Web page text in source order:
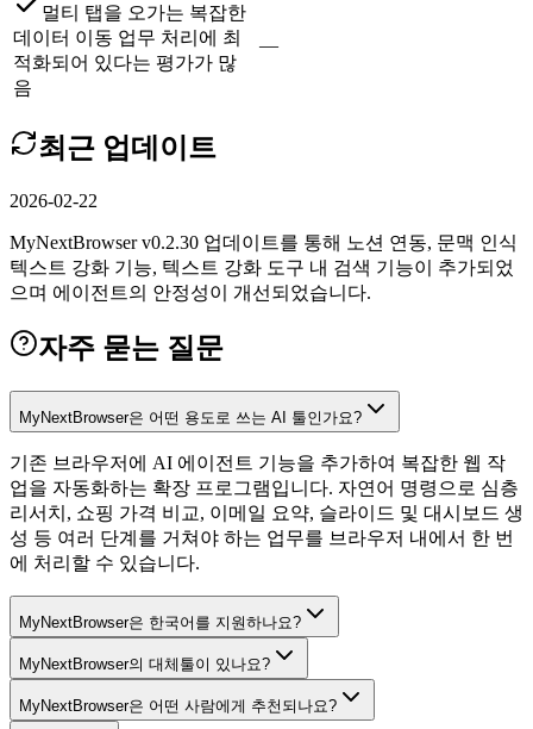
멀티 탭을 오가는 복잡한
데이터 이동 업무 처리에 최
적화되어 있다는 평가가 많
음
—
최근 업데이트
2026-02-22
MyNextBrowser v0.2.30 업데이트를 통해 노션 연동, 문맥 인식
텍스트 강화 기능, 텍스트 강화 도구 내 검색 기능이 추가되었
으며 에이전트의 안정성이 개선되었습니다.
자주 묻는 질문
MyNextBrowser은 어떤 용도로 쓰는 AI 툴인가요?
기존 브라우저에 AI 에이전트 기능을 추가하여 복잡한 웹 작
업을 자동화하는 확장 프로그램입니다. 자연어 명령으로 심층
리서치, 쇼핑 가격 비교, 이메일 요약, 슬라이드 및 대시보드 생
성 등 여러 단계를 거쳐야 하는 업무를 브라우저 내에서 한 번
에 처리할 수 있습니다.
MyNextBrowser은 한국어를 지원하나요?
MyNextBrowser의 대체툴이 있나요?
MyNextBrowser은 어떤 사람에게 추천되나요?